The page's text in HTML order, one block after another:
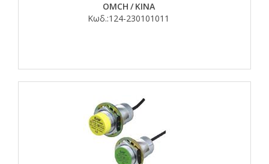
OMCH / ΚΙΝΑ
Κωδ.:124-230101011